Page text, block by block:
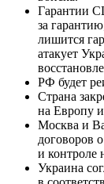
Гарантии
за
лишится
атакует
РФ будет
Страна
на Европу
Москва и
договоров
и
Украина